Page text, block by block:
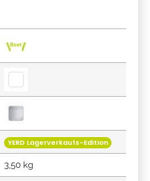
YERD Lagerverkaufs-Edition
3,50 kg